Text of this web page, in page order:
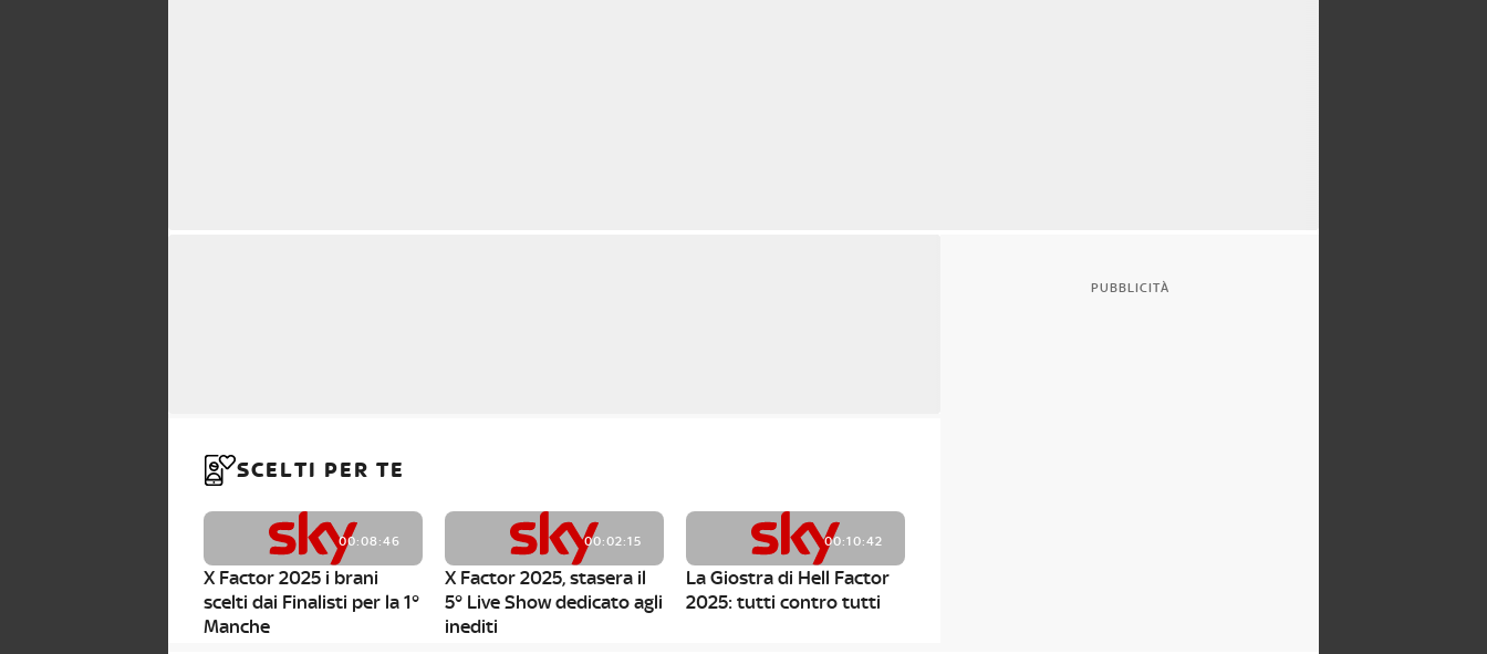
SCELTI PER TE
00:08:46
X Factor 2025 i brani
scelti dai Finalisti per la 1°
Manche
00:02:15
X Factor 2025, stasera il
5° Live Show dedicato agli
inediti
00:10:42
La Giostra di Hell Factor
2025: tutti contro tutti
PUBBLICITÀ